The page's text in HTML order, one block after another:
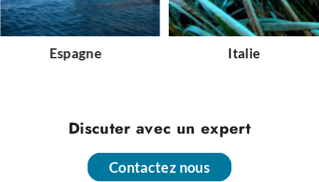
Espagne Italie
Discuter avec un expert
Contactez nous